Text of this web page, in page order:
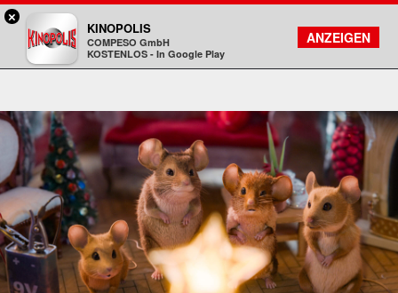
Kinopolis
FILMSUCHE
KONTO
×
KINOPOLIS
COMPESO GmbH
KOSTENLOS - In Google Play
ANZEIGEN